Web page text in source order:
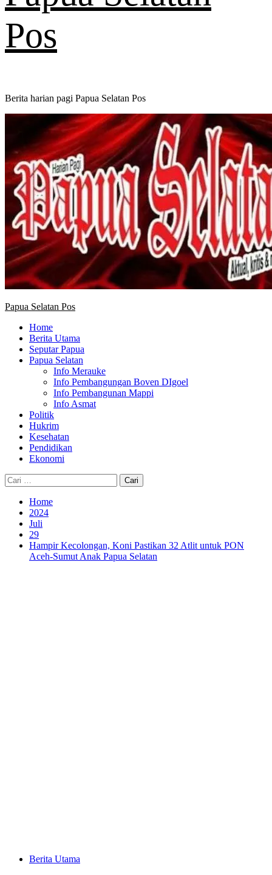
Pos
Berita harian pagi Papua Selatan Pos
Primary
Papua Selatan Pos
Home
Berita Utama
Seputar Papua
Papua Selatan
Info Merauke
Info Pembangungan Boven DIgoel
Info Pembangunan Mappi
Info Asmat
Politik
Hukrim
Kesehatan
Pendidikan
Ekonomi
Cari
untuk:
Home
2024
Juli
29
Hampir Kecolongan, Koni Pastikan 32 Atlit untuk PON
Aceh-Sumut Anak Papua Selatan
Berita Utama